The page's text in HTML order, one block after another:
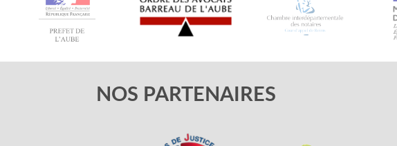
NOS PARTENAIRES